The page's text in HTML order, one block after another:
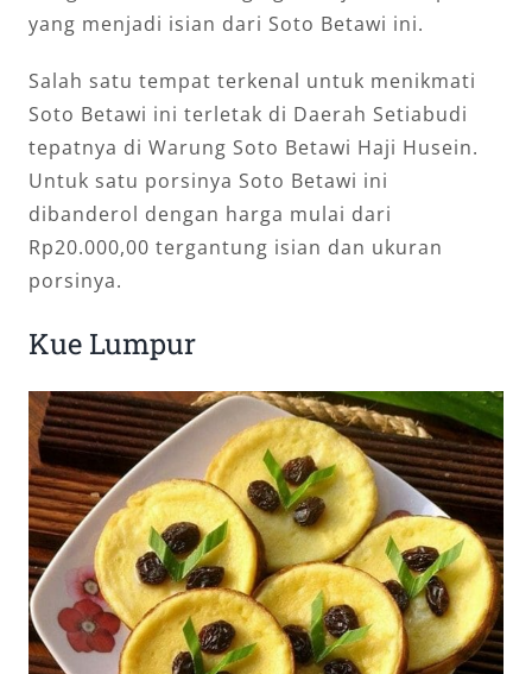
yang menjadi isian dari Soto Betawi ini.
Salah satu tempat terkenal untuk menikmati
Soto Betawi ini terletak di Daerah Setiabudi
tepatnya di Warung Soto Betawi Haji Husein.
Untuk satu porsinya Soto Betawi ini
dibanderol dengan harga mulai dari
Rp20.000,00 tergantung isian dan ukuran
porsinya.
Kue Lumpur